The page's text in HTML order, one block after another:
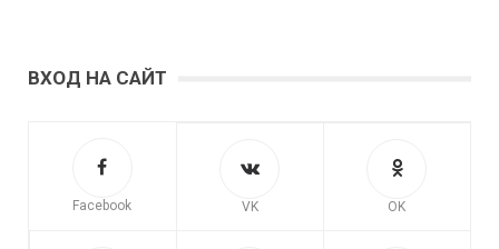
ВХОД НА САЙТ
Facebook VK OK